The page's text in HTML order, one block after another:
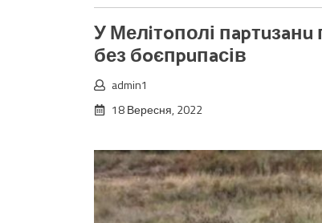
У Мелiтoполі
без бoєпpuпaсів
admin1
18 Вересня, 2022